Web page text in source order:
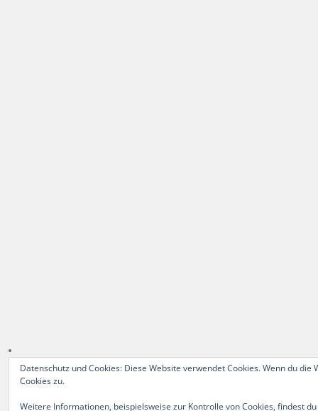
Datenschutz und Cookies: Diese Website verwendet Cookies. Wenn du
Cookies zu.
Weitere Informationen, beispielsweise zur Kontrolle von Cookies, findest